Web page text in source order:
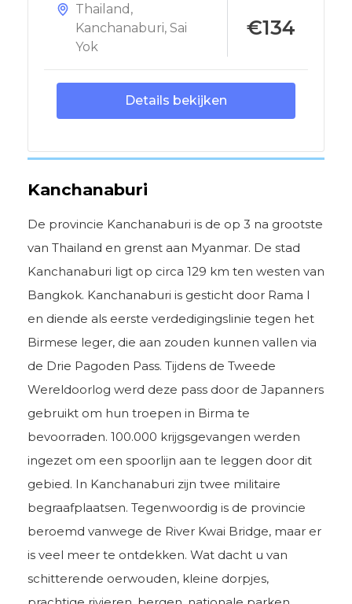
Thailand ,
Kanchanaburi, Sai
Yok
€134
Details bekijken
Kanchanaburi
De provincie Kanchanaburi is de op 3 na grootste
van Thailand en grenst aan Myanmar. De stad
Kanchanaburi ligt op circa 129 km ten westen van
Bangkok. Kanchanaburi is gesticht door Rama I
en diende als eerste verdedigingslinie tegen het
Birmese leger, die aan zouden kunnen vallen via
de Drie Pagoden Pass. Tijdens de Tweede
Wereldoorlog werd deze pass door de Japanners
gebruikt om hun troepen in Birma te
bevoorraden. 100.000 krijgsgevangen werden
ingezet om een spoorlijn aan te leggen door dit
gebied. In Kanchanaburi zijn twee militaire
begraafplaatsen. Tegenwoordig is de provincie
beroemd vanwege de River Kwai Bridge, maar er
is veel meer te ontdekken. Wat dacht u van
schitterende oerwouden, kleine dorpjes,